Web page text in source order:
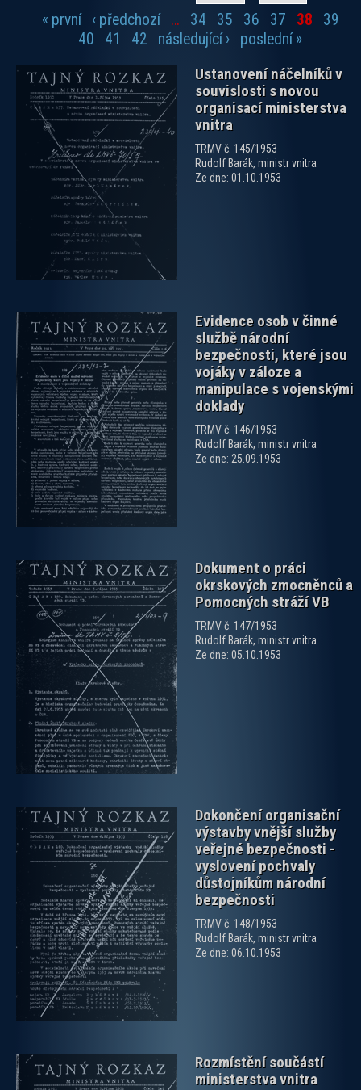
Stránky
« první ‹ předchozí … 34 35 36 37 38
39
40
41 42 následující ›
poslední »
Ustanovení náčelníků v
souvislosti s novou
organisací ministerstva
vnitra
TRMV č. 145/1953
Rudolf Barák, ministr vnitra
Ze dne: 01.10.1953
Evidence osob v činné
službě národní
bezpečnosti, které jsou
vojáky v záloze a
manipulace s vojenskými
doklady
TRMV č. 146/1953
Rudolf Barák, ministr vnitra
Ze dne: 25.09.1953
zobrazit PDF dokument
Dokument o práci
okrskových zmocněnců a
Pomocných stráží VB
TRMV č. 147/1953
Rudolf Barák, ministr vnitra
Ze dne: 05.10.1953
zobrazit PDF dokument
Dokončení organisační
výstavby vnější služby
veřejné bezpečnosti -
vyslovení pochvaly
důstojníkům národní
bezpečnosti
TRMV č. 148/1953
Rudolf Barák, ministr vnitra
Ze dne: 06.10.1953
zobrazit PDF dokument
Rozmístění součástí
ministerstva vnitra
zobrazit PDF dokument